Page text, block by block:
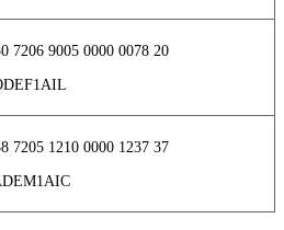
7206 9005 0000 0078 20
7205 1210 0000 1237 37